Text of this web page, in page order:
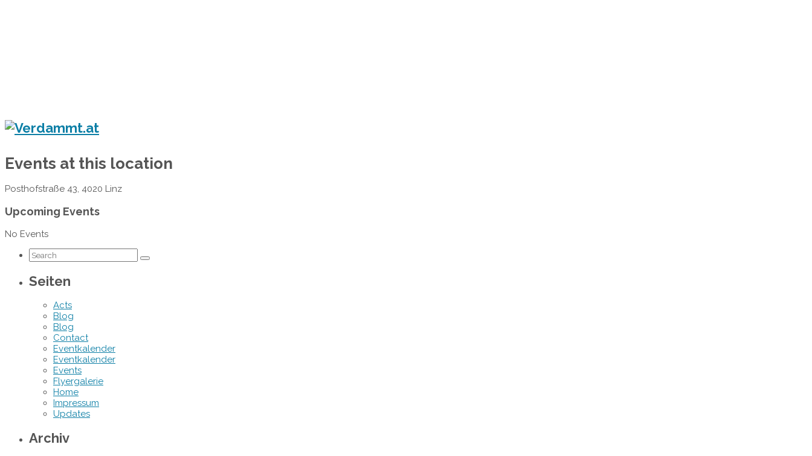
Events at this location
Posthofstraße 43, 4020 Linz
Upcoming Events
No Events
Seiten
Acts
Blog
Blog
Contact
Eventkalender
Eventkalender
Events
Flyergalerie
Home
Impressum
Updates
Archiv